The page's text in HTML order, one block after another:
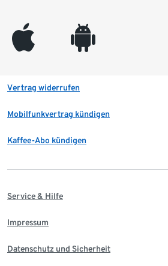
appleinc android
Vertrag widerrufen
Mobilfunkvertrag kündigen
Kaffee-Abo kündigen
Service & Hilfe
Impressum
Datenschutz und Sicherheit